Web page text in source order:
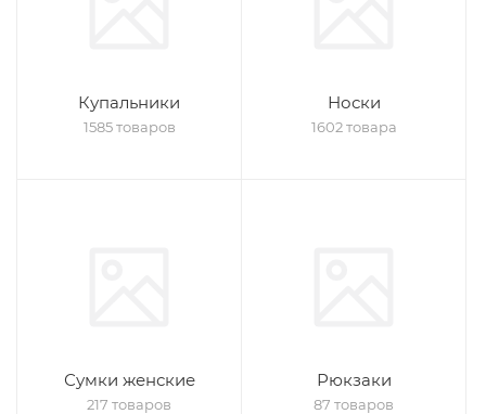
Купальники
1585 товаров
Носки
1602 товара
Сумки женские
217 товаров
Рюкзаки
87 товаров